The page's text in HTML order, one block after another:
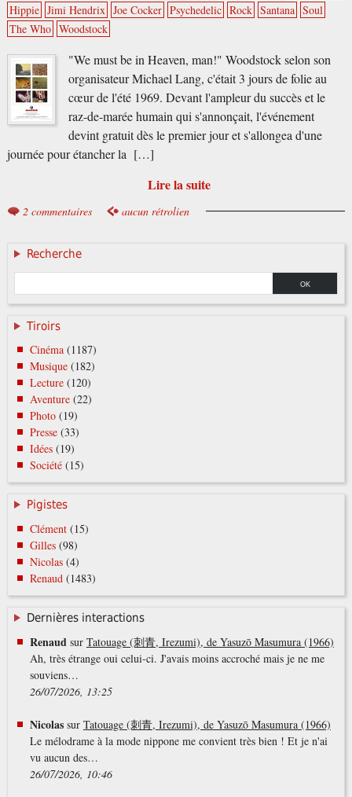
Hippie Jimi Hendrix Joe Cocker Psychedelic Rock Santana Soul
The Who Woodstock
"We must be in Heaven, man!" Woodstock selon son
organisateur Michael Lang, c'était 3 jours de folie au
cœur de l'été 1969. Devant l'ampleur du succès et le
raz-de-marée humain qui s'annonçait, l'événement
devint gratuit dès le premier jour et s'allongea d'une
journée pour étancher la […]
Lire la suite
2 commentaires aucun rétrolien
Recherche
Tiroirs
Cinéma (1187)
Musique (182)
Lecture (120)
Aventure (22)
Photo (19)
Presse (33)
Idées (19)
Société (15)
Pigistes
Clément(15)
Gilles(98)
Nicolas(4)
Renaud(1483)
Dernières interactions
Renaud sur Tatouage (刺青, Irezumi), de Yasuzō Masumura (1966)
Ah, très étrange oui celui-ci. J'avais moins accroché mais je ne me
souviens…
26/07/2026, 13:25
Nicolassur Tatouage (刺青, Irezumi), de Yasuzō Masumura (1966)
Le mélodrame à la mode nippone me convient très bien ! Et je n'ai
vu aucun des…
26/07/2026, 10:46